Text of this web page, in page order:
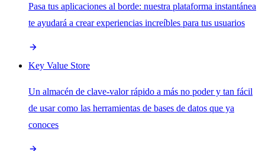
Pasa tus aplicaciones al borde: nuestra plataforma instantánea
te ayudará a crear experiencias increíbles para tus usuarios
Key Value Store
Un almacén de clave-valor rápido a más no poder y tan fácil
de usar como las herramientas de bases de datos que ya
conoces